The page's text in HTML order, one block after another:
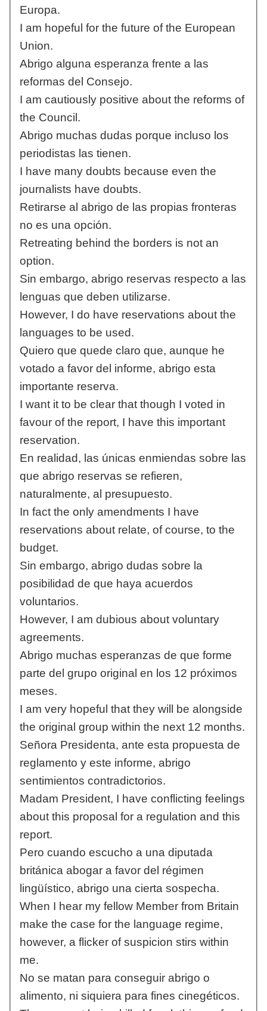
Europa.
I am hopeful for the future of the European
Union.
Abrigo alguna esperanza frente a las
reformas del Consejo.
I am cautiously positive about the reforms of
the Council.
Abrigo muchas dudas porque incluso los
periodistas las tienen.
I have many doubts because even the
journalists have doubts.
Retirarse al abrigo de las propias fronteras
no es una opción.
Retreating behind the borders is not an
option.
Sin embargo, abrigo reservas respecto a las
lenguas que deben utilizarse.
However, I do have reservations about the
languages to be used.
Quiero que quede claro que, aunque he
votado a favor del informe, abrigo esta
importante reserva.
I want it to be clear that though I voted in
favour of the report, I have this important
reservation.
En realidad, las únicas enmiendas sobre las
que abrigo reservas se refieren,
naturalmente, al presupuesto.
In fact the only amendments I have
reservations about relate, of course, to the
budget.
Sin embargo, abrigo dudas sobre la
posibilidad de que haya acuerdos
voluntarios.
However, I am dubious about voluntary
agreements.
Abrigo muchas esperanzas de que forme
parte del grupo original en los 12 próximos
meses.
I am very hopeful that they will be alongside
the original group within the next 12 months.
Señora Presidenta, ante esta propuesta de
reglamento y este informe, abrigo
sentimientos contradictorios.
Madam President, I have conflicting feelings
about this proposal for a regulation and this
report.
Pero cuando escucho a una diputada
británica abogar a favor del régimen
lingüístico, abrigo una cierta sospecha.
When I hear my fellow Member from Britain
make the case for the language regime,
however, a flicker of suspicion stirs within
me.
No se matan para conseguir abrigo o
alimento, ni siquiera para fines cinegéticos.